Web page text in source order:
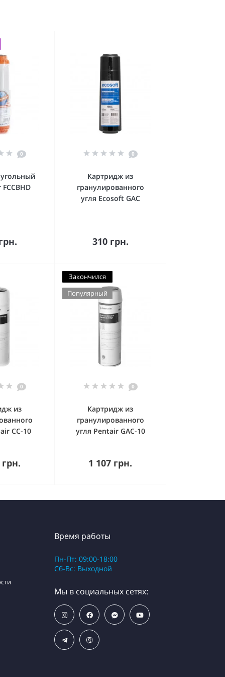
0 0
Картридж из
гранулированного
угля Ecosoft GAC
310 грн.
Купить
0
из
CC-10
грн.
Закончился
Популярный
0
Картридж из
гранулированного
угля Pentair GAC-10
1 107 грн.
Купить
Время работы
Пн-Пт: 09:00-18:00
Сб-Вс: Выходной
Мы в социальных сетях: